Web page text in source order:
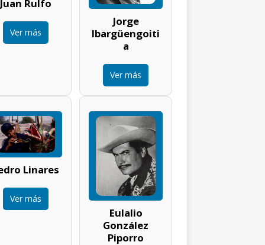
Juan Rulfo
Ver más
Jorge
Ibargüengoiti
a
Ver más
Linares
Ver más
Eulalio
González
Piporro